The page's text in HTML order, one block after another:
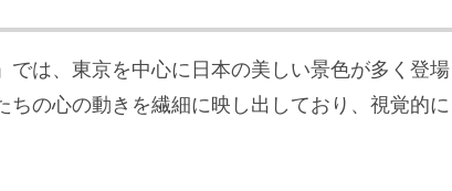
では、東京を中心に日本の美しい景色が多く登
ちの心の動きを繊細に映し出しており、視覚的